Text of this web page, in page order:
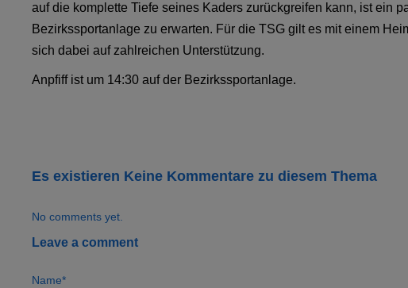
auf die komplette Tiefe seines Kaders zurückgreifen kann, ist ein
Bezirkssportanlage zu erwarten. Für die TSG gilt es mit einem
sich dabei auf zahlreichen Unterstützung.
Anpfiff ist um 14:30 auf der Bezirkssportanlage.
Es existieren Keine Kommentare zu diesem Thema
No comments yet.
Leave a comment
Name*